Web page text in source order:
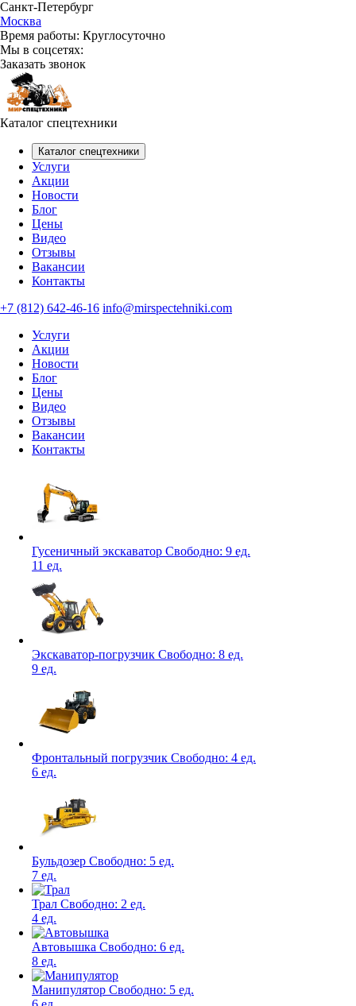
Санкт-Петербург
Москва
Время работы: Круглосуточно
Мы в соцсетях:
Заказать звонок
Каталог спецтехники
Каталог спецтехники
Услуги
Акции
Новости
Блог
Цены
Видео
Отзывы
Вакансии
Контакты
+7 (812) 642-46-16 info@mirspectehniki.com
Услуги
Акции
Новости
Блог
Цены
Видео
Отзывы
Вакансии
Контакты
Гусеничный экскаватор Свободно: 9 ед.
11 ед.
Экскаватор-погрузчик Свободно: 8 ед.
9 ед.
Фронтальный погрузчик Свободно: 4 ед.
6 ед.
Бульдозер Свободно: 5 ед.
7 ед.
Трал Свободно: 2 ед.
4 ед.
Автовышка Свободно: 6 ед.
8 ед.
Манипулятор Свободно: 5 ед.